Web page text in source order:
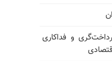
و فداکاری